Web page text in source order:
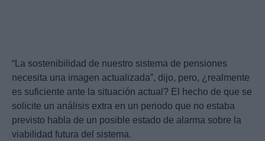
“La sostenibilidad de nuestro sistema de pensiones
necesita una imagen actualizada”, dijo, pero, ¿realmente
es suficiente ante la situación actual? El hecho de que se
solicite un análisis extra en un periodo que no estaba
previsto habla de un posible estado de alarma sobre la
viabilidad futura del sistema.